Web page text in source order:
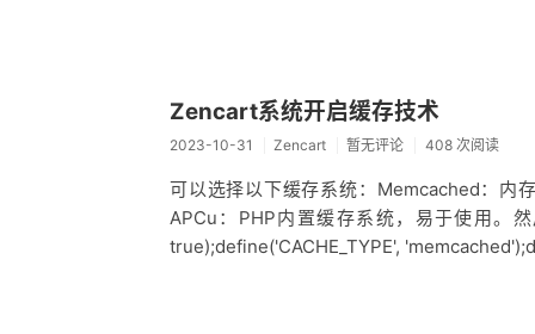
Zencart系统开启缓存技术
2023-10-31 Zencart 暂无评论 408 次阅读
可以选择以下缓存系统：Memcached：内
APCu：PHP内置缓存系统，易于使用。
true);define('CACHE_TYPE',